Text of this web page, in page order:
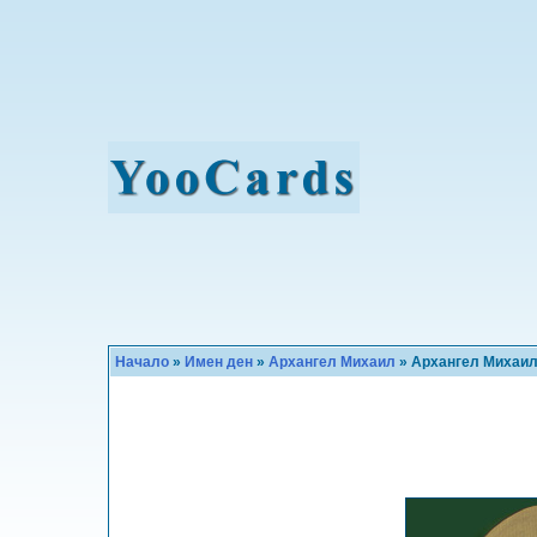
Начало » Имен ден » Архангел Михаил » Архангел Михаил